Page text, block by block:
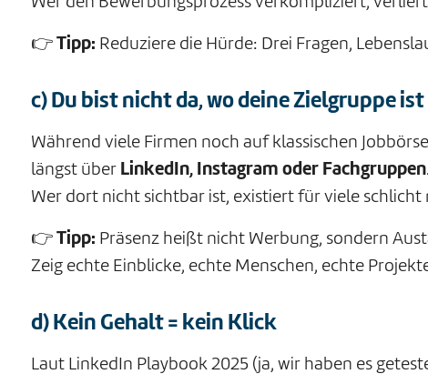
👉Tipp: Reduziere die Hürde: Drei Fragen,
c) Du bist nicht da, wo deine Zielgruppe ist
Während viele Firmen noch auf klassischen
längst über LinkedIn, Instagram oder Fachgruppen.
Wer dort nicht sichtbar ist, existiert für viele schlicht
👉Tipp: Präsenz heißt nicht Werbung, sondern
Zeig echte Einblicke, echte Menschen, echte
d) Kein Gehalt = kein Klick
Laut LinkedIn Playbook 2025 (ja, wir haben es